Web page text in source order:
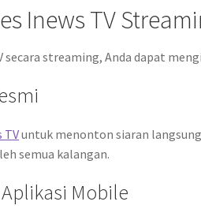
Inews TV
streaming, Anda dapat
TVuntuk menonton siaran
semua kalangan.
Mobile